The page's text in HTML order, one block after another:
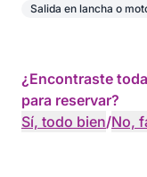
Salida en lancha o
¿Encontraste
para reservar?
Sí, todo bien/No,